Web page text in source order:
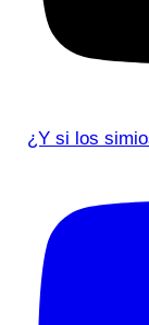
¿Y si los